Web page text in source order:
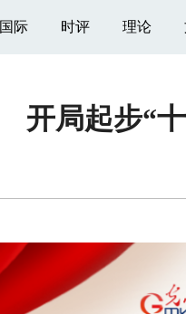
国际 时评 理论
开局起步“